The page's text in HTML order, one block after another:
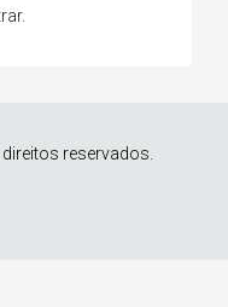
reservados.